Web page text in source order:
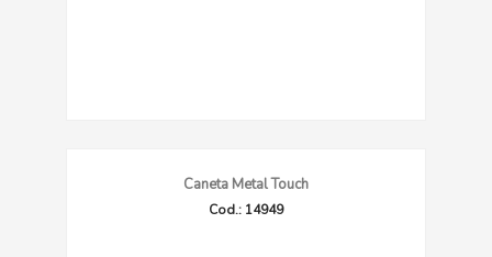
Caneta Metal Touch
Cod.: 14949